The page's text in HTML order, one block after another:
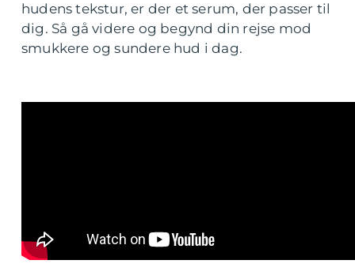
hudens tekstur, er der et serum, der passer til
dig. Så gå videre og begynd din rejse mod
smukkere og sundere hud i dag.